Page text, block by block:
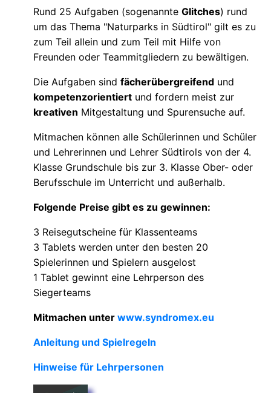
Rund 25 Aufgaben (sogenannte Glitches) rund
um das Thema "Naturparks in Südtirol" gilt es zu
zum Teil allein und zum Teil mit Hilfe von
Freunden oder Teammitgliedern zu bewältigen.
Die Aufgaben sind fächerübergreifend und
kompetenzorientiert und fordern meist zur
kreativen Mitgestaltung und Spurensuche auf.
Mitmachen können alle Schülerinnen und Schüler
und Lehrerinnen und Lehrer Südtirols von der 4.
Klasse Grundschule bis zur 3. Klasse Ober- oder
Berufsschule im Unterricht und außerhalb.
Folgende Preise gibt es zu gewinnen:
3 Reisegutscheine für Klassenteams
3 Tablets werden unter den besten 20
Spielerinnen und Spielern ausgelost
1 Tablet gewinnt eine Lehrperson des
Siegerteams
Mitmachen unter www.syndromex.eu
Anleitung und Spielregeln
Hinweise für Lehrpersonen